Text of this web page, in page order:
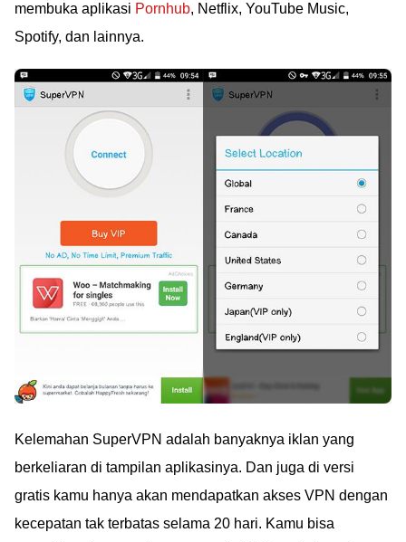
membuka aplikasi Pornhub, Netflix, YouTube Music,
Spotify, dan lainnya.
Kelemahan SuperVPN adalah banyaknya iklan yang
berkeliaran di tampilan aplikasinya. Dan juga di versi
gratis kamu hanya akan mendapatkan akses VPN dengan
kecepatan tak terbatas selama 20 hari. Kamu bisa